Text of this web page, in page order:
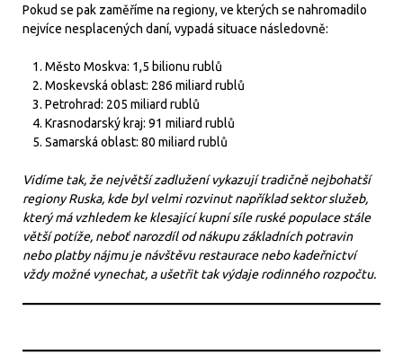
Pokud se pak zaměříme na regiony, ve kterých se nahromadilo
nejvíce nesplacených daní, vypadá situace následovně:
Město Moskva: 1,5 bilionu rublů
Moskevská oblast: 286 miliard rublů
Petrohrad: 205 miliard rublů
Krasnodarský kraj: 91 miliard rublů
Samarská oblast: 80 miliard rublů
Vidíme tak, že největší zadlužení vykazují tradičně nejbohatší
regiony Ruska, kde byl velmi rozvinut například sektor služeb,
který má vzhledem ke klesající kupní síle ruské populace stále
větší potíže, neboť narozdíl od nákupu základních potravin
nebo platby nájmu je návštěvu restaurace nebo kadeřnictví
vždy možné vynechat, a ušetřit tak výdaje rodinného rozpočtu.